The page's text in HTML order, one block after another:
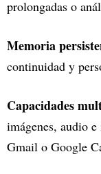
prolongadas o
Memoria
continuidad y
Capacidades
imágenes, audio
Gmail o Google